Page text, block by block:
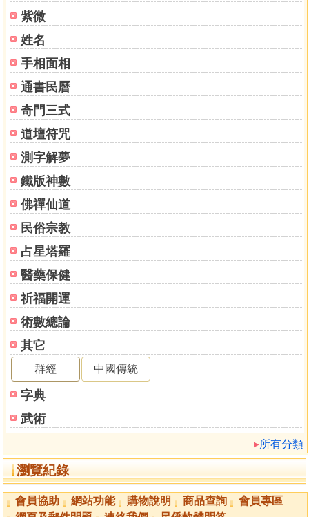
紫微
姓名
手相面相
通書民曆
奇門三式
道壇符咒
測字解夢
鐵版神數
佛禪仙道
民俗宗教
占星塔羅
醫藥保健
祈福開運
術數總論
其它
群經 中國傳統
字典
武術
所有分類
瀏覽紀錄
會員協助 網站功能 購物說明 商品查詢
會員專區